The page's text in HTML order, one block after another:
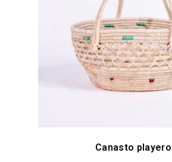
Canasto playero